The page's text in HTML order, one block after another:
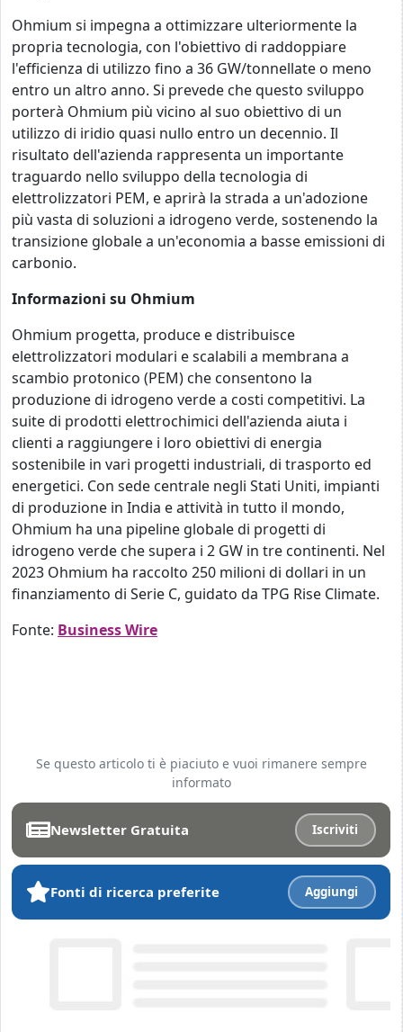
Ohmium si impegna a ottimizzare ulteriormente la
propria tecnologia, con l'obiettivo di raddoppiare
l'efficienza di utilizzo fino a 36 GW/tonnellate o meno
entro un altro anno. Si prevede che questo sviluppo
porterà Ohmium più vicino al suo obiettivo di un
utilizzo di iridio quasi nullo entro un decennio. Il
risultato dell'azienda rappresenta un importante
traguardo nello sviluppo della tecnologia di
elettrolizzatori PEM, e aprirà la strada a un'adozione
più vasta di soluzioni a idrogeno verde, sostenendo la
transizione globale a un'economia a basse emissioni di
carbonio.
Informazioni su Ohmium
Ohmium progetta, produce e distribuisce
elettrolizzatori modulari e scalabili a membrana a
scambio protonico (PEM) che consentono la
produzione di idrogeno verde a costi competitivi. La
suite di prodotti elettrochimici dell'azienda aiuta i
clienti a raggiungere i loro obiettivi di energia
sostenibile in vari progetti industriali, di trasporto ed
energetici. Con sede centrale negli Stati Uniti, impianti
di produzione in India e attività in tutto il mondo,
Ohmium ha una pipeline globale di progetti di
idrogeno verde che supera i 2 GW in tre continenti. Nel
2023 Ohmium ha raccolto 250 milioni di dollari in un
finanziamento di Serie C, guidato da TPG Rise Climate.
Fonte: Business Wire
Se questo articolo ti è piaciuto e vuoi rimanere sempre
informato
Newsletter Gratuita Iscriviti
Fonti di ricerca preferite Aggiungi